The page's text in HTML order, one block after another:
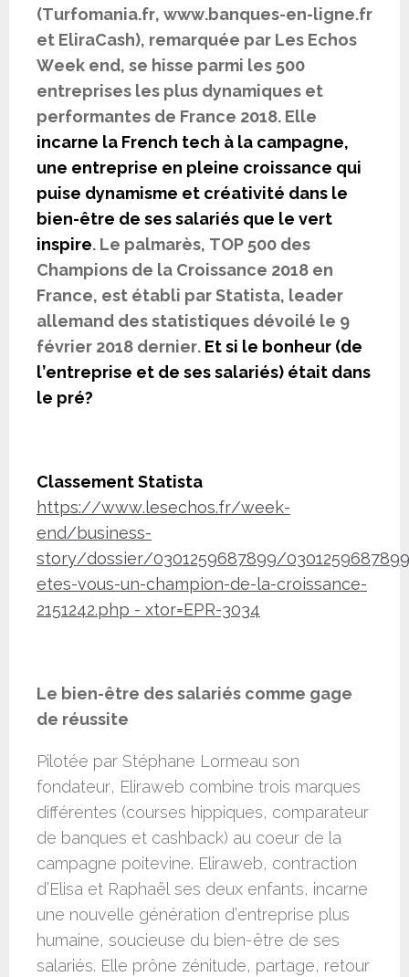
(Turfomania.fr, www.banques-en-ligne.fr
et EliraCash), remarquée par Les Echos
Week end, se hisse parmi les 500
entreprises les plus dynamiques et
performantes de France 2018. Elle
incarne la French tech à la campagne,
une entreprise en pleine croissance qui
puise dynamisme et créativité dans le
bien-être de ses salariés que le vert
inspire. Le palmarès, TOP 500 des
Champions de la Croissance 2018 en
France, est établi par Statista, leader
allemand des statistiques dévoilé le 9
février 2018 dernier. Et si le bonheur (de
l’entreprise et de ses salariés) était dans
le pré?
Classement Statista
https://www.lesechos.fr/week-
end/business-
story/dossier/0301259687899/
etes-vous-un-champion-de-la-croissance-
2151242.php - xtor=EPR-3034
Le bien-être des salariés comme gage
de réussite
Pilotée par Stéphane Lormeau son
fondateur, Eliraweb combine trois marques
différentes (courses hippiques, comparateur
de banques et cashback) au coeur de la
campagne poitevine. Eliraweb, contraction
d’Elisa et Raphaël ses deux enfants, incarne
une nouvelle génération d’entreprise plus
humaine, soucieuse du bien-être de ses
salariés. Elle prône zénitude, partage, retour